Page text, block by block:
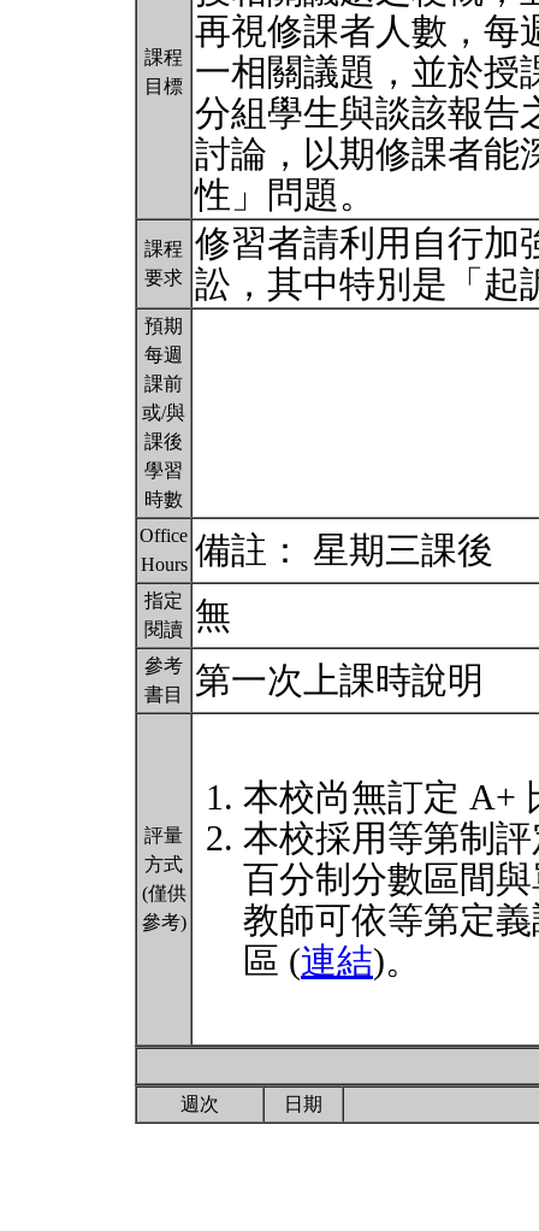
課程
目標
再視修課者人數，每
一相關議題，並於授
分組學生與談該報告
討論，以期修課者能
性」問題。
課程
要求
修習者請利用自行加
訟，其中特別是「起
預期
每週
課前
或/與
課後
學習
時數
Office
Hours 備註： 星期三課後
指定
閱讀
無
參考
書目
第一次上課時說明
評量
方式
(僅供
參考)
本校尚無訂定 A+
本校採用等第制
百分制分數區間
教師可依等第定
區 (連結)。
週次 日期